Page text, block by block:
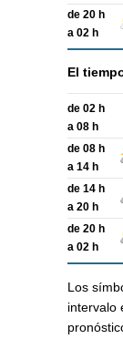
de 20 h
a 02 h
El
de 02 h
a 08 h
de 08 h
a 14 h
de 14 h
a 20 h
de 20 h
a 02 h
Los
intervalo